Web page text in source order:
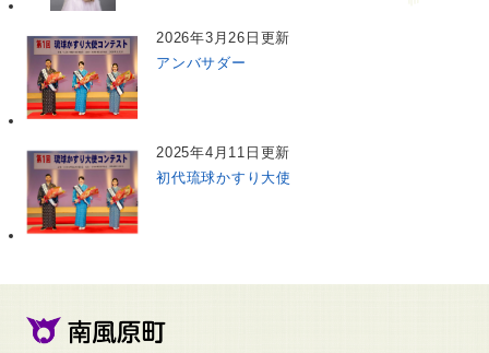
2026年3月26日更新
アンバサダー
2025年4月11日更新
初代琉球かすり大使